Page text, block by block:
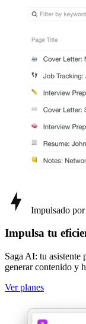
Impulsado
Impulsa tu
Saga AI: tu asistente
generar contenido y
Ver planes